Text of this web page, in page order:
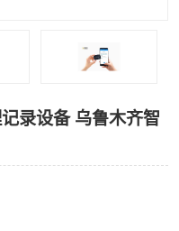
录设备 乌鲁木齐智